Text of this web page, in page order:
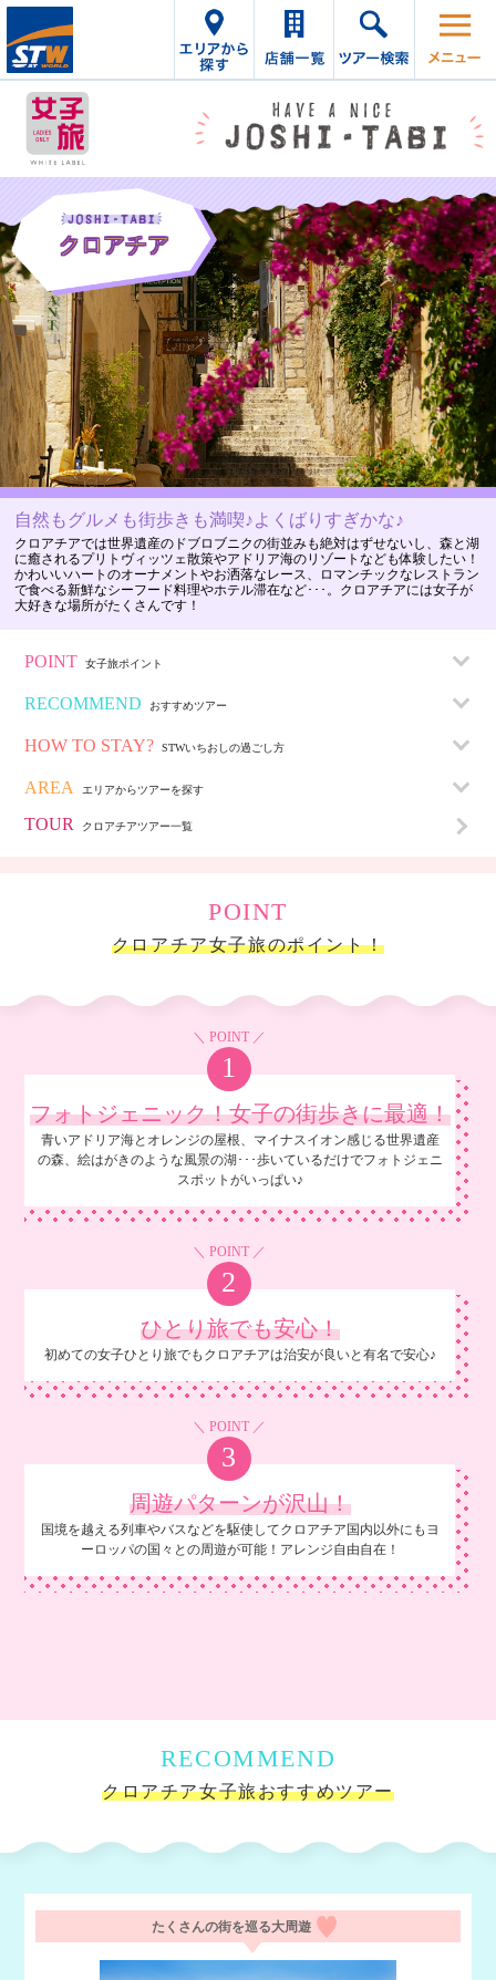
ヨーロッパ
アメリカ大陸
南太平洋／ オセアニア
ハワイ／ミクロネシア
インド洋／アメリカ／中近東
テーマで探す
クロアチア
自然もグルメも街歩きも満喫♪よくばりすぎかな♪
クロアチアでは世界遺産のドブロブニクの街並みも絶対はずせないし、森と湖
に癒されるプリトヴィッツェ散策やアドリア海のリゾートなども体験したい！
かわいいハートのオーナメントやお洒落なレース、ロマンチックなレストラン
で食べる新鮮なシーフード料理やホテル滞在など･･･。クロアチアには女子が
大好きな場所がたくさんです！
POINT 女子旅ポイント
RECOMMEND おすすめツアー
HOW TO STAY? STWいちおしの過ごし方
AREA エリアからツアーを探す
TOUR クロアチアツアー一覧
POINT
クロアチア女子旅のポイント！
＼ POINT ／
1
フォトジェニック！女子の街歩きに最適！
青いアドリア海とオレンジの屋根、マイナスイオン感じる世界遺産
の森、絵はがきのような風景の湖･･･歩いているだけでフォトジェニ
スポットがいっぱい♪
＼ POINT ／
2
ひとり旅でも安心！
初めての女子ひとり旅でもクロアチアは治安が良いと有名で安心♪
＼ POINT ／
3
周遊パターンが沢山！
国境を越える列車やバスなどを駆使してクロアチア国内以外にもヨ
ーロッパの国々との周遊が可能！アレンジ自由自在！
RECOMMEND
クロアチア女子旅おすすめツアー
たくさんの街を巡る大周遊